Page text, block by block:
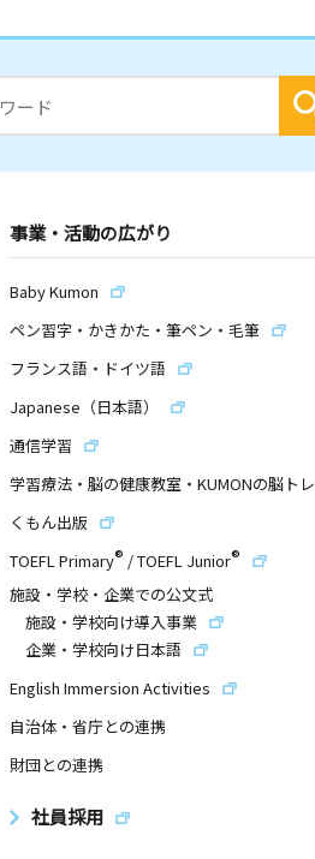
事業・活動の広がり
Baby Kumon
ペン習字・かきかた・筆ペン・毛筆
フランス語・ドイツ語
Japanese（日本語）
通信学習
学習療法・脳の健康教室・KUMONの脳トレ
くもん出版
TOEFL Primary® /TOEFL Junior®
施設・学校・企業での公文式
施設・学校向け導入事業
企業・学校向け日本語
English Immersion Activities
自治体・省庁との連携
財団との連携
社員採用